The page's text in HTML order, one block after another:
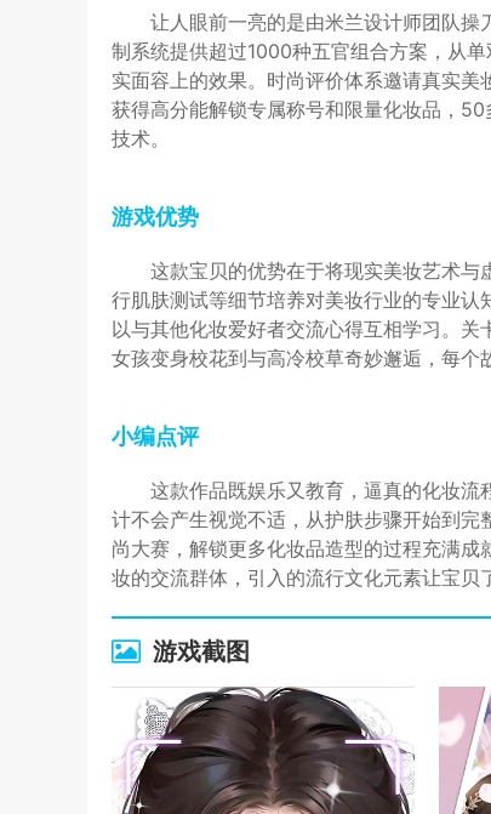
让人眼前一亮的是由米兰设计师团队
制系统提供超过1000种五官组合方案，从
实面容上的效果。时尚评价体系邀请真实
获得高分能解锁专属称号和限量化妆品，
技术。
游戏优势
这款宝贝的优势在于将现实美妆艺术
行肌肤测试等细节培养对美妆行业的专业
以与其他化妆爱好者交流心得互相学习。
女孩变身校花到与高冷校草奇妙邂逅，每个
小编点评
这款作品既娱乐又教育，逼真的化妆
计不会产生视觉不适，从护肤步骤开始到
尚大赛，解锁更多化妆品造型的过程充满
妆的交流群体，引入的流行文化元素让宝贝
游戏截图